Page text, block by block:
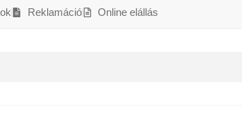
Reklamáció Online elállás